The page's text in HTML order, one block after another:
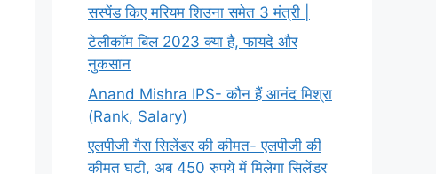
सस्पेंड किए मरियम शिउना समेत 3 मंत्री |
टेलीकॉम बिल 2023 क्या है, फायदे और
नुकसान
Anand Mishra IPS- कौन हैं आनंद मिश्रा
(Rank, Salary)
एलपीजी गैस सिलेंडर की कीमत- एलपीजी की
कीमत घटी, अब 450 रुपये में मिलेगा सिलेंडर